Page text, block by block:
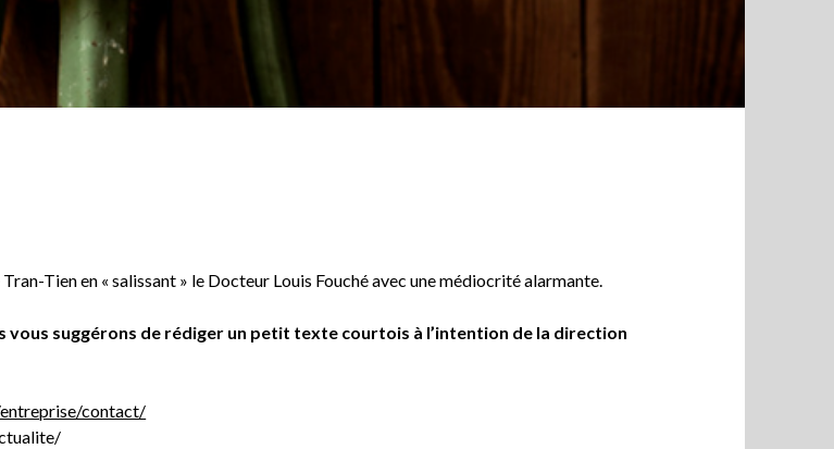
Tien en « salissant » le Docteur Louis Fouché avec une médiocrité alarmante.
vous suggérons de rédiger un petit texte courtois à l’intention de la direction
contact/